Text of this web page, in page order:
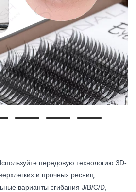
передовую технологию 3D-
и прочных ресниц,
варианты сгибания J/B/C/D,